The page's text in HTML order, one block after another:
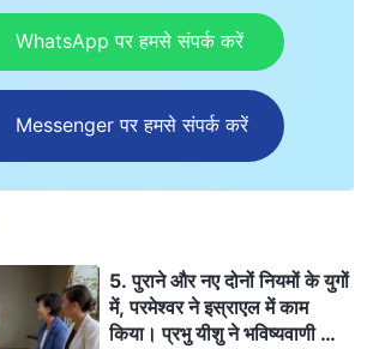
WhatsApp पर हमसे संपर्क करें
Messenger पर हमसे संपर्क करें
5. पुराने और नए दोनों नियमों के युगों
में, परमेश्वर ने इस्राएल में काम
किया। प्रभु यीशु ने भविष्यवाणी की